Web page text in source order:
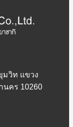
มวิท แขวง
นคร 10260